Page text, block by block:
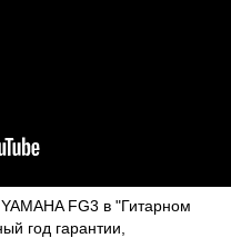
FG3 в "Гитарном
год гарантии,